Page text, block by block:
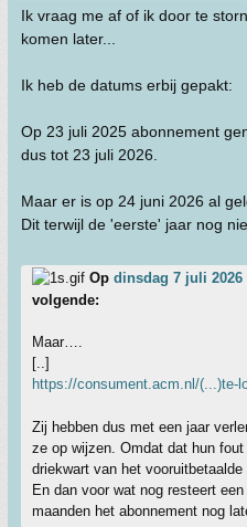
Ik vraag me af of ik door te
komen later...
Ik heb de datums erbij gepakt:
Op 23 juli 2025 abonnement
dus tot 23 juli 2026.
Maar er is op 24 juni 2026 al
Dit terwijl de 'eerste' jaar nog
Op dinsdag 7 juli 2026
volgende:
Maar….
[..]
https://consument.acm.nl/(...)te-
Zij hebben dus met een jaar
ze op wijzen. Omdat dat hun
driekwart van het
En dan voor wat nog resteert
maanden het abonnement nog